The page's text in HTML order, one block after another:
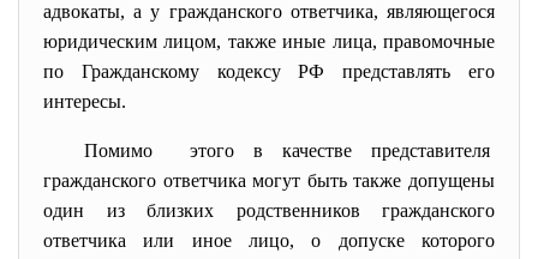
адвокаты, а у гражданского ответчика, являющегося
юридическим лицом, также иные лица, правомочные
по Гражданскому кодексу РФ представлять его
интересы.
Помимо этого в качестве представителя
гражданского ответчика могут быть также допущены
один из близких родственников гражданского
ответчика или иное лицо, о допуске которого